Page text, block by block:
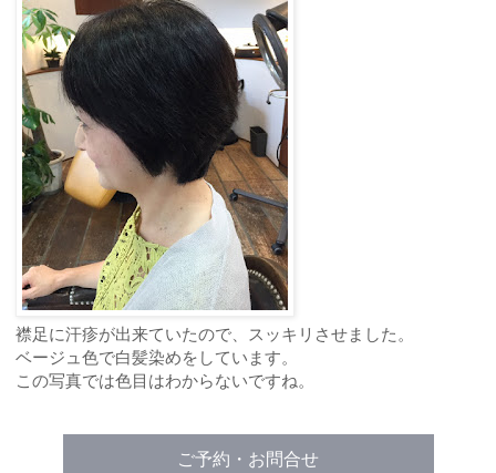
襟足に汗疹が出来ていたので、スッキリさせました。
ベージュ色で白髪染めをしています。
この写真では色目はわからないですね。
ご予約・お問合せ